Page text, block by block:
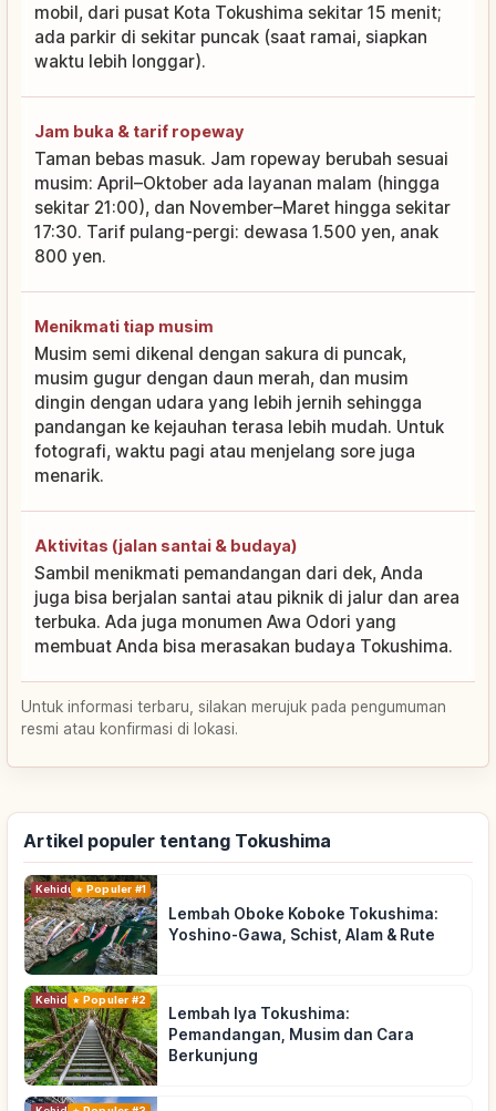
mobil, dari pusat Kota Tokushima sekitar 15 menit;
ada parkir di sekitar puncak (saat ramai, siapkan
waktu lebih longgar).
Jam buka & tarif ropeway
Taman bebas masuk. Jam ropeway berubah sesuai
musim: April–Oktober ada layanan malam (hingga
sekitar 21:00), dan November–Maret hingga sekitar
17:30. Tarif pulang-pergi: dewasa 1.500 yen, anak
800 yen.
Menikmati tiap musim
Musim semi dikenal dengan sakura di puncak,
musim gugur dengan daun merah, dan musim
dingin dengan udara yang lebih jernih sehingga
pandangan ke kejauhan terasa lebih mudah. Untuk
fotografi, waktu pagi atau menjelang sore juga
menarik.
Aktivitas (jalan santai & budaya)
Sambil menikmati pemandangan dari dek, Anda
juga bisa berjalan santai atau piknik di jalur dan area
terbuka. Ada juga monumen Awa Odori yang
membuat Anda bisa merasakan budaya Tokushima.
Untuk informasi terbaru, silakan merujuk pada pengumuman
resmi atau konfirmasi di lokasi.
Artikel populer tentang Tokushima
KehidupanPopuler #1
Lembah Oboke Koboke Tokushima:
Yoshino-Gawa, Schist, Alam & Rute
KehidupanPopuler #2
Lembah Iya Tokushima:
Pemandangan, Musim dan Cara
Berkunjung